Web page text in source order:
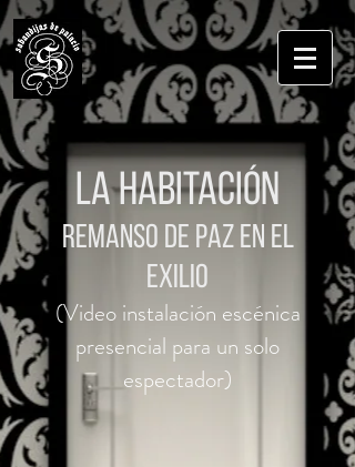
La habitación
remanso de paz en el
exilio
(Video instalación escénica
presencial para un solo
espectador)